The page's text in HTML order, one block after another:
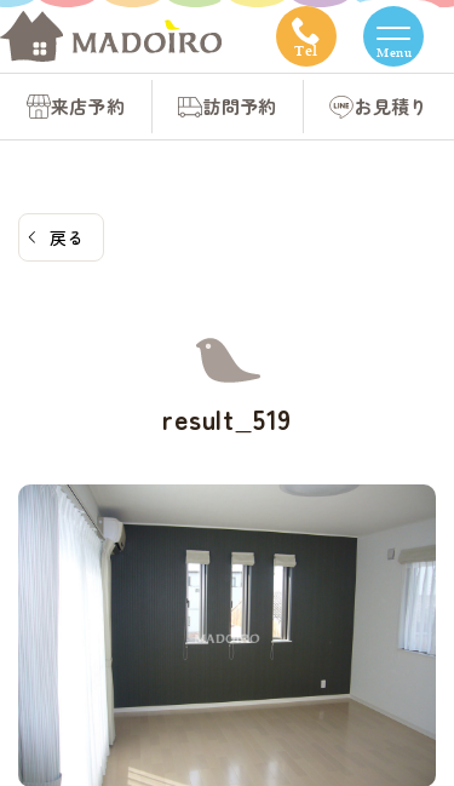
コ
ン
Tel Menu
来店予約 訪問予約 お見積り
戻る
result_519